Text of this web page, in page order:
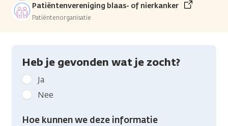
Patiëntenvereniging blaas- of nierkanker
Patiëntenorganisatie
Heb je gevonden wat je zocht?
Geef
kanker.nl
feedback:
Heb
Ja
Nee
Hoe kunnen we deze informatie